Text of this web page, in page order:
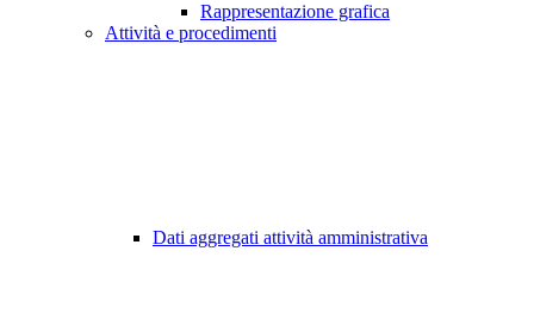
Rappresentazione grafica
Attività e procedimenti
Dati aggregati attività amministrativa